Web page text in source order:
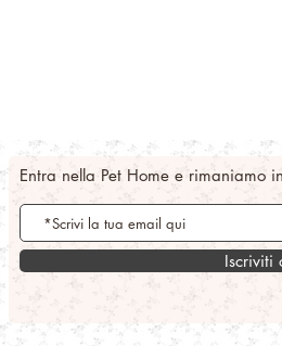
Entra nella Pet Home e rimaniamo
Iscriviti